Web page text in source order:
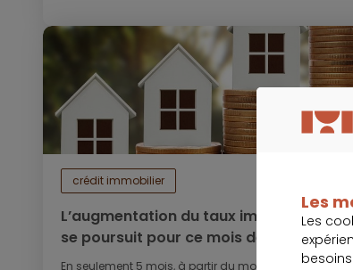
crédit immobilier
L’augmentation du taux immobilier en
se poursuit pour ce mois de mai
En seulement 5 mois, à partir du mois de janvier 2022
Les
Les
besoins.